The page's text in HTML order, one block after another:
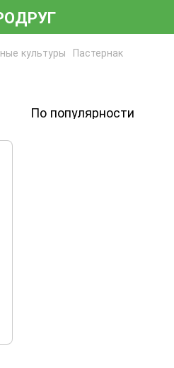
культуры Пастернак
По популярности